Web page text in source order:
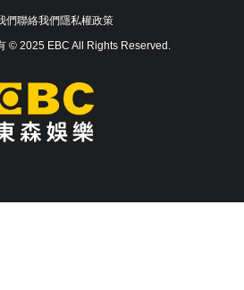
們聯絡我們隱私權政策
© 2025 EBC All Rights Reserved.